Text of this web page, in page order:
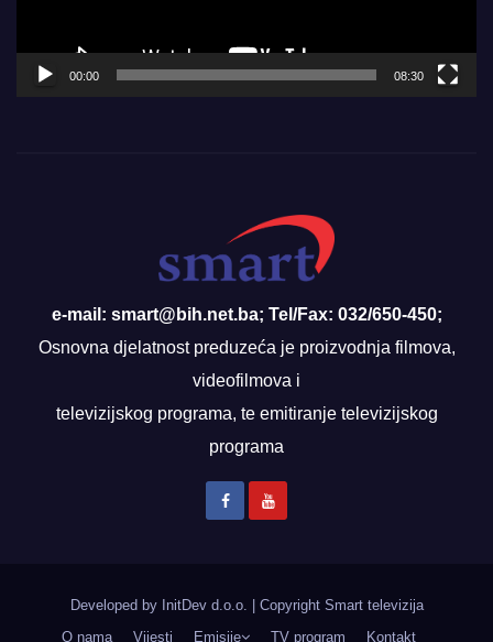
00:00 08:30
e-mail: smart@bih.net.ba; Tel/Fax: 032/650-450;
Osnovna djelatnost preduzeća je proizvodnja filmova,
videofilmova i
televizijskog programa, te emitiranje televizijskog
programa
Developed by InitDev d.o.o.
Copyright Smart televizija
O nama
Vijesti Emisije TV program Kontakt